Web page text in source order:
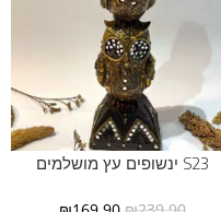
S23 ינשופים עץ מושלמים